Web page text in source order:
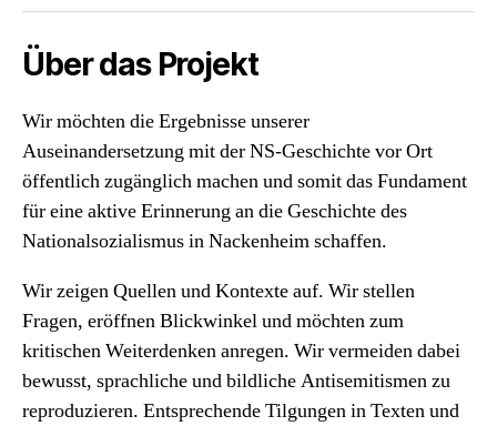
Über das Projekt
Wir möchten die Ergebnisse unserer
Auseinandersetzung mit der NS-Geschichte vor Ort
öffentlich zugänglich machen und somit das Fundament
für eine aktive Erinnerung an die Geschichte des
Nationalsozialismus in Nackenheim schaffen.
Wir zeigen Quellen und Kontexte auf. Wir stellen
Fragen, eröffnen Blickwinkel und möchten zum
kritischen Weiterdenken anregen. Wir vermeiden dabei
bewusst, sprachliche und bildliche Antisemitismen zu
reproduzieren. Entsprechende Tilgungen in Texten und